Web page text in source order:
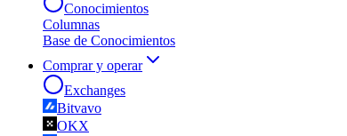
Conocimientos
Columnas
Base de Conocimientos
Comprar y operar
Exchanges
Bitvavo
OKX